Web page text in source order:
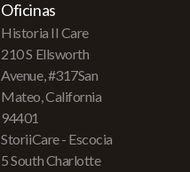
Oficinas
Historia II Care
210 S Ellsworth
Avenue, #317San
Mateo, California
94401
StoriiCare - Escocia
5 South Charlotte